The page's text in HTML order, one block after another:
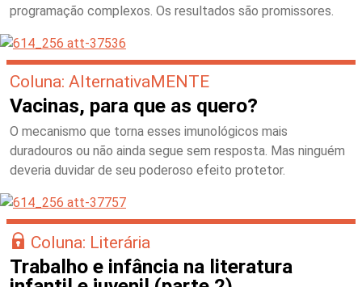
programação complexos. Os resultados são promissores.
Coluna: AlternativaMENTE
Vacinas, para que as quero?
O mecanismo que torna esses imunológicos mais
duradouros ou não ainda segue sem resposta. Mas ninguém
deveria duvidar de seu poderoso efeito protetor.
Coluna: Literária
Trabalho e infância na literatura